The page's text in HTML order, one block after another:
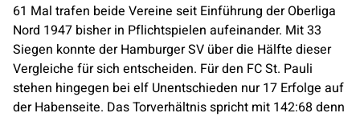
61 Mal trafen beide Vereine seit Einführung der Oberliga
Nord 1947 bisher in Pflichtspielen aufeinander. Mit 33
Siegen konnte der Hamburger SV über die Hälfte dieser
Vergleiche für sich entscheiden. Für den FC St. Pauli
stehen hingegen bei elf Unentschieden nur 17 Erfolge auf
der Habenseite. Das Torverhältnis spricht mit 142:68 denn